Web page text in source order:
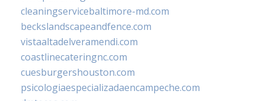
cleaningservicebaltimore-md.com
beckslandscapeandfence.com
vistaaltadelveramendi.com
coastlinecateringnc.com
cuesburgershouston.com
psicologiaespecializadaencampeche.com